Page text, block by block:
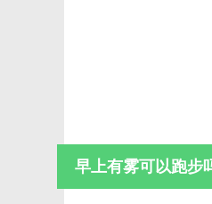
早上有雾可以跑步